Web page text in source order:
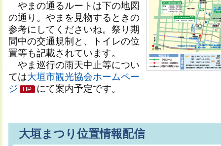
やまの通るルートは下の地図
の通り。やまを見物するときの
参考にしてくださいね。祭り期
間中の交通規制と、トイレの位
置等も記載されています。
やま巡行の雨天中止等につい
ては大垣市観光協会ホームペー
ジ
にて案内予定です。
大垣まつり位置情報配信